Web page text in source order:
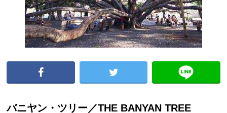
バニヤン・ツリー／THE BANYAN TREE